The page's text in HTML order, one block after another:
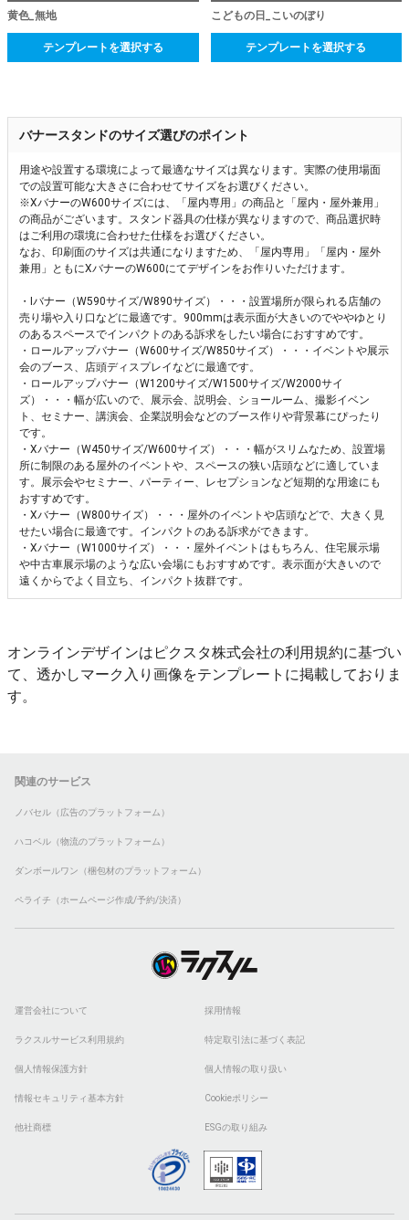
黄色_無地
テンプレートを選択する
こどもの日_こいのぼり
テンプレートを選択する
バナースタンドのサイズ選びのポイント
用途や設置する環境によって最適なサイズは異なります。実際の使用場面
での設置可能な大きさに合わせてサイズをお選びください。
※XバナーのW600サイズには、「屋内専用」の商品と「屋内・屋外兼用」
の商品がございます。スタンド器具の仕様が異なりますので、商品選択時
はご利用の環境に合わせた仕様をお選びください。
なお、印刷面のサイズは共通になりますため、「屋内専用」「屋内・屋外
兼用」ともにXバナーのW600にてデザインをお作りいただけます。
・Iバナー（W590サイズ/W890サイズ）・・・設置場所が限られる店舗の
売り場や入り口などに最適です。900mmは表示面が大きいのでややゆとり
のあるスペースでインパクトのある訴求をしたい場合におすすめです。
・ロールアップバナー（W600サイズ/W850サイズ）・・・イベントや展示
会のブース、店頭ディスプレイなどに最適です。
・ロールアップバナー（W1200サイズ/W1500サイズ/W2000サイ
ズ）・・・幅が広いので、展示会、説明会、ショールーム、撮影イベン
ト、セミナー、講演会、企業説明会などのブース作りや背景幕にぴったり
です。
・Xバナー（W450サイズ/W600サイズ）・・・幅がスリムなため、設置場
所に制限のある屋外のイベントや、スペースの狭い店頭などに適していま
す。展示会やセミナー、パーティー、レセプションなど短期的な用途にも
おすすめです。
・Xバナー（W800サイズ）・・・屋外のイベントや店頭などで、大きく見
せたい場合に最適です。インパクトのある訴求ができます。
・Xバナー（W1000サイズ）・・・屋外イベントはもちろん、住宅展示場
や中古車展示場のような広い会場にもおすすめです。表示面が大きいので
遠くからでよく目立ち、インパクト抜群です。
オンラインデザインはピクスタ株式会社の利用規約に基づい
て、透かしマーク入り画像をテンプレートに掲載しておりま
す。
関連のサービス
ノバセル（広告のプラットフォーム）
ハコベル（物流のプラットフォーム）
ダンボールワン（梱包材のプラットフォーム）
ペライチ（ホームページ作成/予約/決済）
運営会社について 採用情報
ラクスルサービス利用規約 特定取引法に基づく表記
個人情報保護方針 個人情報の取り扱い
情報セキュリティ基本方針 Cookieポリシー
他社商標 ESGの取り組み